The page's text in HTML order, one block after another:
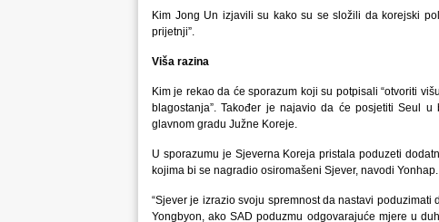
Kim Jong Un izjavili su kako su se složili da korejski
prijetnji”.
Viša razina
Kim je rekao da će sporazum koji su potpisali “otvoriti
blagostanja”. Također je najavio da će posjetiti Seul
glavnom gradu Južne Koreje.
U sporazumu je Sjeverna Koreja pristala poduzeti
kojima bi se nagradio osiromašeni Sjever, navodi Yonhap.
“Sjever je izrazio svoju spremnost da nastavi
Yongbyon, ako SAD poduzmu odgovarajuće mjere u